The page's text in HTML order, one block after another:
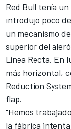
Red Bull tenía
introdujo poco
un mecanismo
superior del
Línea Recta. En
más horizontal,
Reduction
flap.
"Hemos
la fábrica